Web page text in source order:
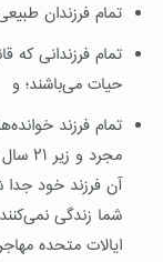
تمام فرزندان
تمام فرزندانی که
حیات می‌باشند؛ و
تمام فرزند
مجرد
آن فرزند خود جدا
شما زندگی
ایالات متحده